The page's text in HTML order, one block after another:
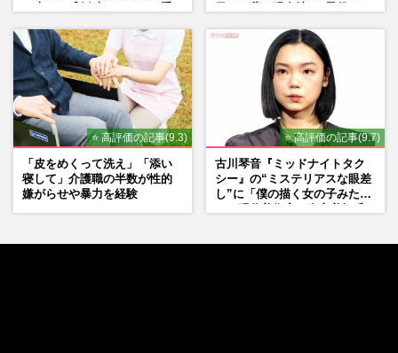
⭐ 高評価の記事(9.3)
「皮をめくって洗え」「添い
寝して」介護職の半数が性的
嫌がらせや暴力を経験
⭐ 高評価の記事(9.7)
古川琴音『ミッドナイトタク
シー』の“ミステリアスな眼差
し”に「僕の描く女の子みた